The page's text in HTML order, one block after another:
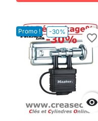
Promo ! -30%

favorite_border